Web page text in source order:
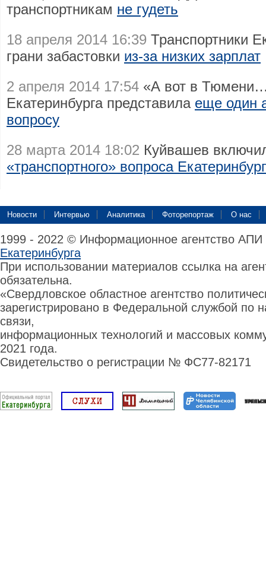
транспортникам не гудеть
18 апреля 2014 16:39 Транспортники
грани забастовки из-за низких зарплат
2 апреля 2014 17:54 «А вот в
Екатеринбурга представила еще один
вопросу
28 марта 2014 18:02 Куйвашев
«транспортного» вопроса
Новости Интервью Аналитика Фоторепортаж О нас
1999 - 2022 © Информационное агентство
Екатеринбурга
При использовании материалов ссылка на
обязательна.
«Свердловское областное агентство
зарегистрировано в Федеральной службой по
связи,
информационных технологий и массовых
2021 года.
Свидетельство о регистрации № ФС77-82171